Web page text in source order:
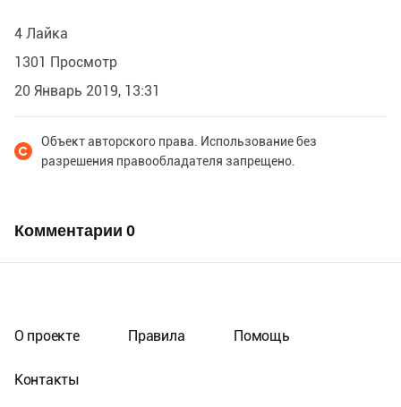
4 Лайка
1301 Просмотр
20 Январь 2019, 13:31
Объект авторского права. Использование без
разрешения правообладателя запрещено.
Комментарии 0
О проекте Правила Помощь
Контакты